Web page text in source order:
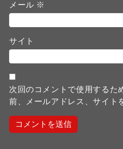
メール ※
サイト
次回のコメントで使用するた
前、メールアドレス、サイト